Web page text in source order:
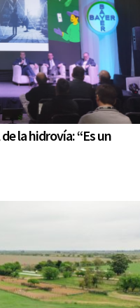
la hidrovía: “Es un